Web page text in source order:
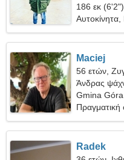
186 εκ
Αυτοκίνητα,
Maciej
56 ετών,
Άνδρας
Gmina Góra
Πραγματική
Radek